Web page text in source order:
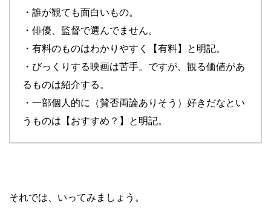
・誰が観ても面白いもの。
・俳優、監督で選んでません。
・有料のものはわかりやすく【有料】と明記。
・びっくりする映画は苦手。ですが、観る価値があ
るものは紹介する。
・一部個人的に（賛否両論ありそう）好きだなとい
うものは【おすすめ？】と明記。
それでは、いってみましょう。